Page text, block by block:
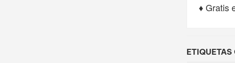
♦ Gratis
ETIQUETAS